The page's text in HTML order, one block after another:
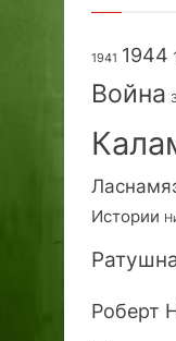
1941 1944
Война
Истории
Роберт